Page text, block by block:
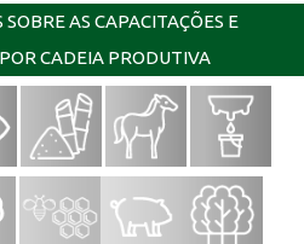
AS CAPACITAÇÕES E
CADEIA PRODUTIVA